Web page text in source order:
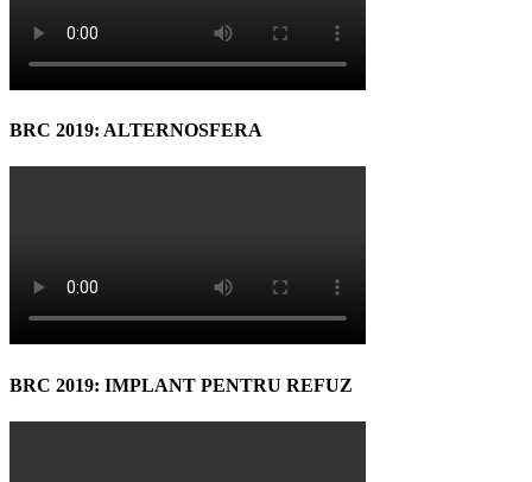
BRC 2019: ALTERNOSFERA
BRC 2019: IMPLANT PENTRU REFUZ